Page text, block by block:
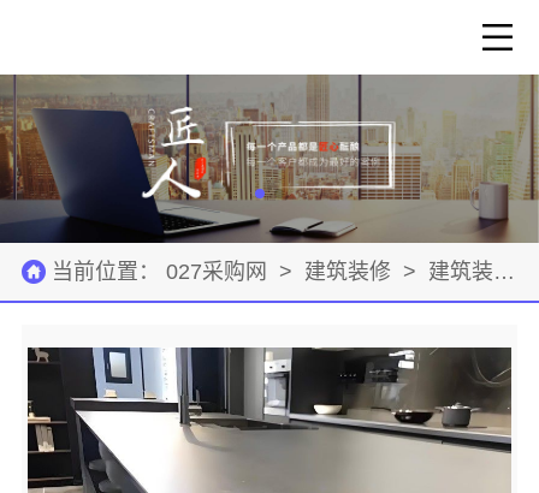
当前位置： 027采购网 > 建筑装修 > 建筑装修材料